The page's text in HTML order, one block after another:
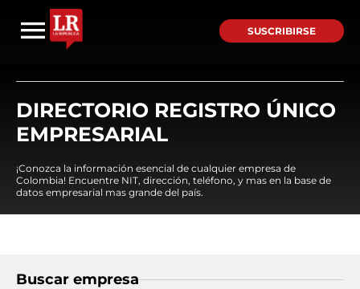
SUSCRIBIRSE
DIRECTORIO REGISTRO ÚNICO
EMPRESARIAL
¡Conozca la información esencial de cualquier empresa de
Colombia! Encuentre NIT, dirección, teléfono, y mas en la base de
datos empresarial mas grande del país.
Buscar empresa